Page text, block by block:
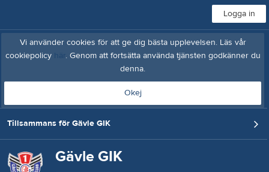
Logga in
Vi använder cookies för att ge dig bästa upplevelsen. Läs vår
cookiepolicy här. Genom att fortsätta använda tjänsten godkänner du
denna.
Okej
Tillsammans för Gävle GIK
Gävle GIK